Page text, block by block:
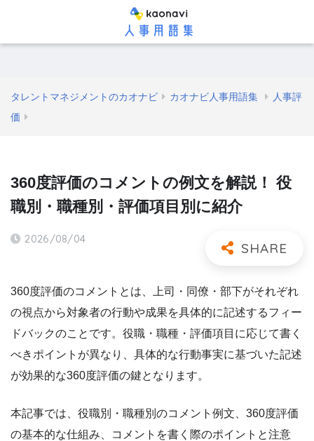
タレントマネジメントのカオナビ カオナビ人事用語集
人事評
価
360度評価のコメントの例文を解説！ 役
職別・職種別・評価項目別に紹介
2026/08/04
360度評価のコメントとは、上司・同僚・部下がそれぞれ
の視点から対象者の行動や成果を具体的に記述するフィー
ドバックのことです。役職・職種・評価項目に応じて書く
べきポイントが異なり、具体的な行動事実に基づいた記述
が効果的な360度評価の鍵となります。
本記事では、役職別・職種別のコメント例文、360度評価
の基本的な仕組み、コメントを書く際のポイントと注意